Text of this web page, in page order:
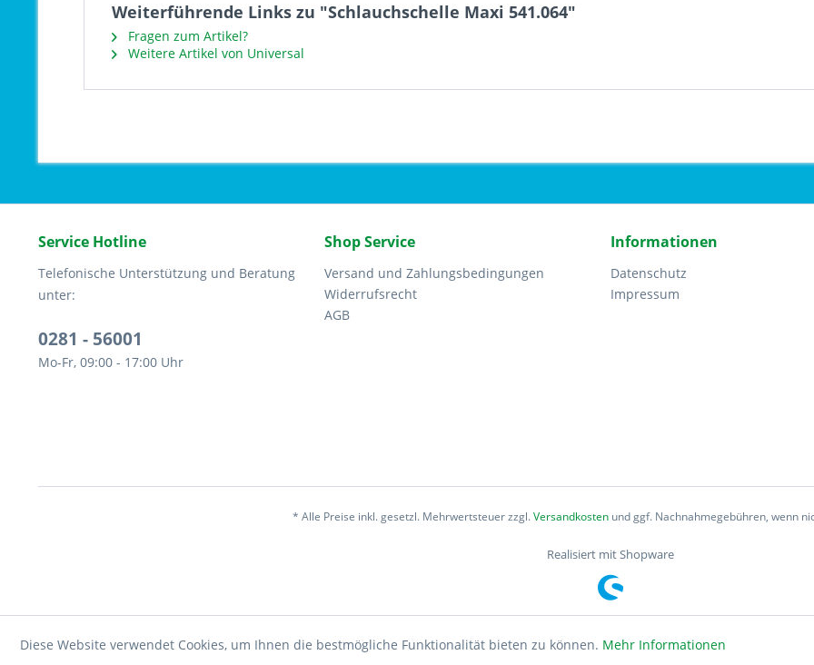
Weiterführende Links zu "Schlauchschelle Maxi 541.064"
Fragen zum Artikel?
Weitere Artikel von Universal
Service Hotline
Telefonische Unterstützung und Beratung
unter:
0281 - 56001
Mo-Fr, 09:00 - 17:00 Uhr
Shop Service
Versand und Zahlungsbedingungen
Widerrufsrecht
AGB
Informationen
Datenschutz
Impressum
* Alle Preise inkl. gesetzl. Mehrwertsteuer zzgl.Versandkostenund ggf. Nachnahmegebühren, wenn
Realisiert mit Shopware
Diese Website verwendet Cookies, um Ihnen die bestmögliche Funktionalität bieten zu können. Mehr Informationen